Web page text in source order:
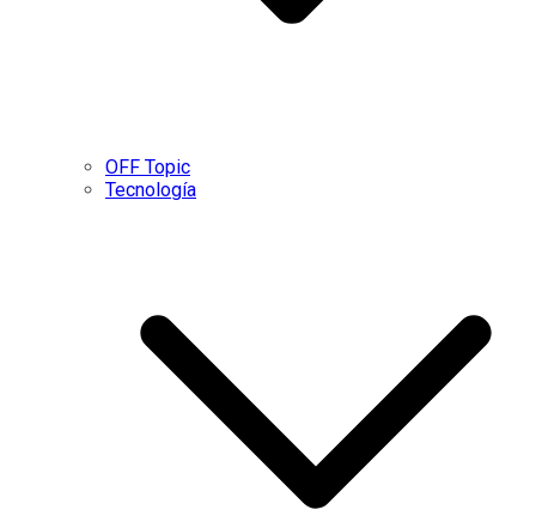
OFF Topic
Tecnología